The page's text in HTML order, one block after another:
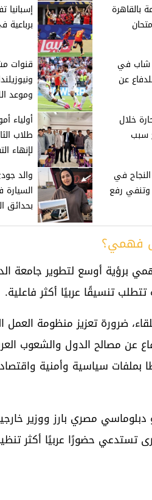
بالقاهرة
إسبانيا
برباعية
شاب في
عن
قنوات
وموعد
خلال
سبب
أولياء
طلاب
لإنهاء
في
الثانوية العامة 2026 وتنفي رفع
والد
بحدائق
فهمي؟
برؤية أوسع لتطوير جامعة
تنسيقًا عربيًا أكثر فاعلية.
ضرورة تعزيز منظومة العمل
عن مصالح الدول والشعوب
بملفات سياسية وأمنية
مصري بارز ووزير
تستدعي حضورًا عربيًا أكثر